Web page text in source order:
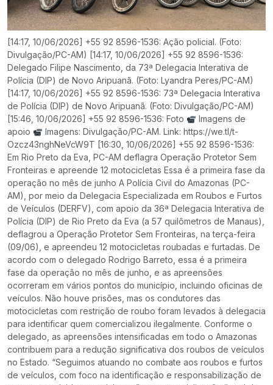
[14:17, 10/06/2026] +55 92 8596-1536: Ação policial. (Foto:
Divulgação/PC-AM) [14:17, 10/06/2026] +55 92 8596-1536:
Delegado Filipe Nascimento, da 73ª Delegacia Interativa de
Polícia (DIP) de Novo Aripuanã. (Foto: Lyandra Peres/PC-AM)
[14:17, 10/06/2026] +55 92 8596-1536: 73ª Delegacia Interativa
de Polícia (DIP) de Novo Aripuanã. (Foto: Divulgação/PC-AM)
[15:46, 10/06/2026] +55 92 8596-1536: Foto
Imagens de
apoio
Imagens: Divulgação/PC-AM. Link: https://we.tl/t-
Ozcz43nghNeVcW9T [16:30, 10/06/2026] +55 92 8596-1536:
Em Rio Preto da Eva, PC-AM deflagra Operação Protetor Sem
Fronteiras e apreende 12 motocicletas Essa é a primeira fase da
operação no mês de junho A Polícia Civil do Amazonas (PC-
AM), por meio da Delegacia Especializada em Roubos e Furtos
de Veículos (DERFV), com apoio da 36ª Delegacia Interativa de
Polícia (DIP) de Rio Preto da Eva (a 57 quilômetros de Manaus),
deflagrou a Operação Protetor Sem Fronteiras, na terça-feira
(09/06), e apreendeu 12 motocicletas roubadas e furtadas. De
acordo com o delegado Rodrigo Barreto, essa é a primeira
fase da operação no mês de junho, e as apreensões
ocorreram em vários pontos do município, incluindo oficinas de
veículos. Não houve prisões, mas os condutores das
motocicletas com restrição de roubo foram levados à delegacia
para identificar quem comercializou ilegalmente. Conforme o
delegado, as apreensões intensificadas em todo o Amazonas
contribuem para a redução significativa dos roubos de veículos
no Estado. “Seguimos atuando no combate aos roubos e furtos
de veículos, com foco na identificação e responsabilização de